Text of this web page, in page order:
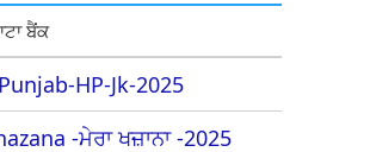
ਬੈਂਕ
HP-Jk-2025
-ਮੇਰਾ ਖਜ਼ਾਨਾ -2025